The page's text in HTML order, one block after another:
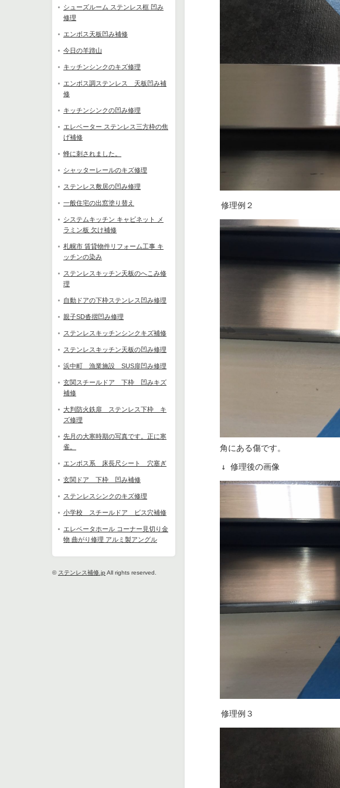
シューズルーム ステンレス框 凹み
修理
エンボス天板凹み補修
今日の羊蹄山
キッチンシンクのキズ修理
エンボス調ステンレス 天板凹み補
修
キッチンシンクの凹み修理
エレベーター ステンレス三方枠の焦
げ補修
蜂に刺されました。
シャッターレールのキズ修理
ステンレス敷居の凹み修理
一般住宅の出窓塗り替え
システムキッチン キャビネット メ
ラミン板 欠け補修
札幌市 賃貸物件リフォーム工事 キ
ッチンの染み
ステンレスキッチン天板のへこみ修
理
自動ドアの下枠ステンレス凹み修理
親子SD沓摺凹み修理
ステンレスキッチンシンクキズ補修
ステンレスキッチン天板の凹み修理
浜中町 漁業施設 SUS扉凹み修理
玄関スチールドア 下枠 凹みキズ
補修
大判防火鉄扉 ステンレス下枠 キ
ズ修理
先月の大寒時期の写真です。正に寒
雀。
エンボス系 床長尺シート 穴塞ぎ
玄関ドア 下枠 凹み補修
ステンレスシンクのキズ修理
小学校 スチールドア ビス穴補修
エレベータホール コーナー見切り金
物 曲がり修理 アルミ製アングル
© ステンレス補修.jp All rights reserved.
修理例２
角にある傷です。
↓ 修理後の画像
修理例３